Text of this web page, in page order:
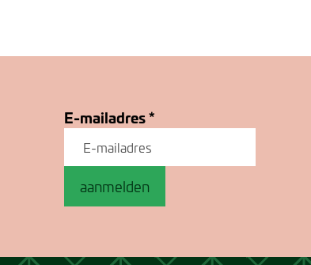
E-mailadres*
aanmelden